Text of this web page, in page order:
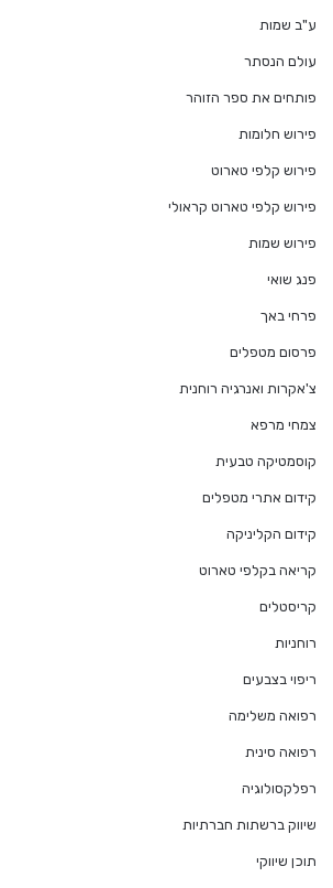
ע"ב שמות
עולם הנסתר
פותחים את ספר הזוהר
פירוש חלומות
פירוש קלפי טארוט
פירוש קלפי טארוט קראולי
פירוש שמות
פנג שואי
פרחי באך
פרסום מטפלים
צ'אקרות ואנרגיה רוחנית
צמחי מרפא
קוסמטיקה טבעית
קידום אתרי מטפלים
קידום הקליניקה
קריאה בקלפי טארוט
קריסטלים
רוחניות
ריפוי בצבעים
רפואה משלימה
רפואה סינית
רפלקסולוגיה
שיווק ברשתות חברתיות
תוכן שיווקי